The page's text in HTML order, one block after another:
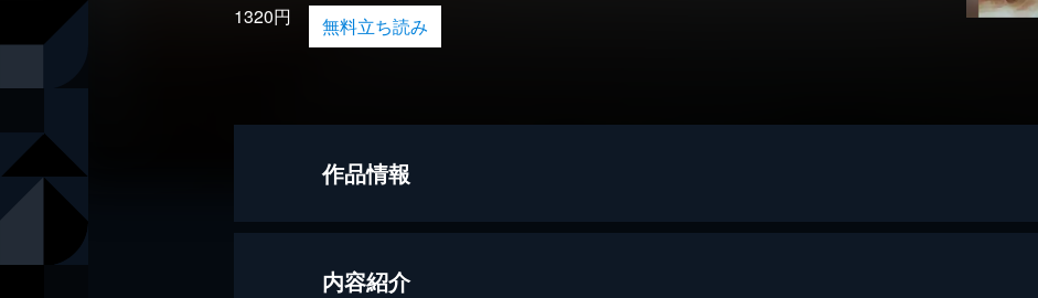
1320円 無料立ち読み
作品情報
撮影
内容紹介